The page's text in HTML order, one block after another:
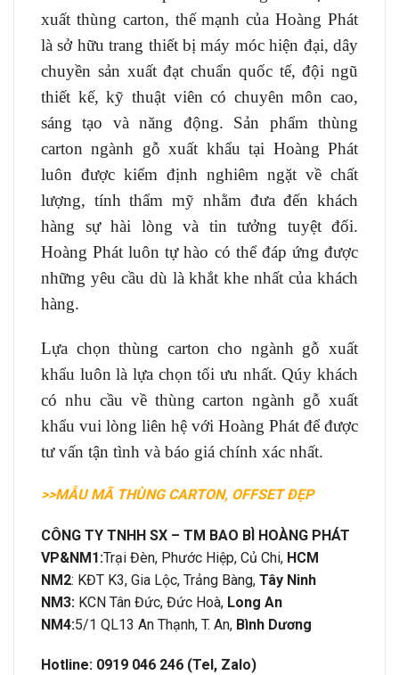
xuất thùng carton, thế mạnh của Hoàng Phát
là sở hữu trang thiết bị máy móc hiện đại, dây
chuyền sản xuất đạt chuẩn quốc tế, đội ngũ
thiết kế, kỹ thuật viên có chuyên môn cao,
sáng tạo và năng động. Sản phẩm thùng
carton ngành gỗ xuất khẩu tại Hoàng Phát
luôn được kiểm định nghiêm ngặt về chất
lượng, tính thẩm mỹ nhằm đưa đến khách
hàng sự hài lòng và tin tưởng tuyệt đối.
Hoàng Phát luôn tự hào có thể đáp ứng được
những yêu cầu dù là khắt khe nhất của khách
hàng.
Lựa chọn thùng carton cho ngành gỗ xuất
khẩu luôn là lựa chọn tối ưu nhất. Qúy khách
có nhu cầu về thùng carton ngành gỗ xuất
khẩu vui lòng liên hệ với Hoàng Phát để được
tư vấn tận tình và báo giá chính xác nhất.
>>MẪU MÃ THÙNG CARTON, OFFSET ĐẸP
CÔNG TY TNHH SX – TM BAO BÌ HOÀNG PHÁT
VP&NM1:Trại Đèn, Phước Hiệp, Củ Chi, HCM
NM2: KĐT K3, Gia Lộc, Trảng Bàng, Tây Ninh
NM3: KCN Tân Đức, Đức Hoà, Long An
NM4:5/1 QL13 An Thạnh, T. An, Bình Dương
Hotline: 0919 046 246 (Tel, Zalo)